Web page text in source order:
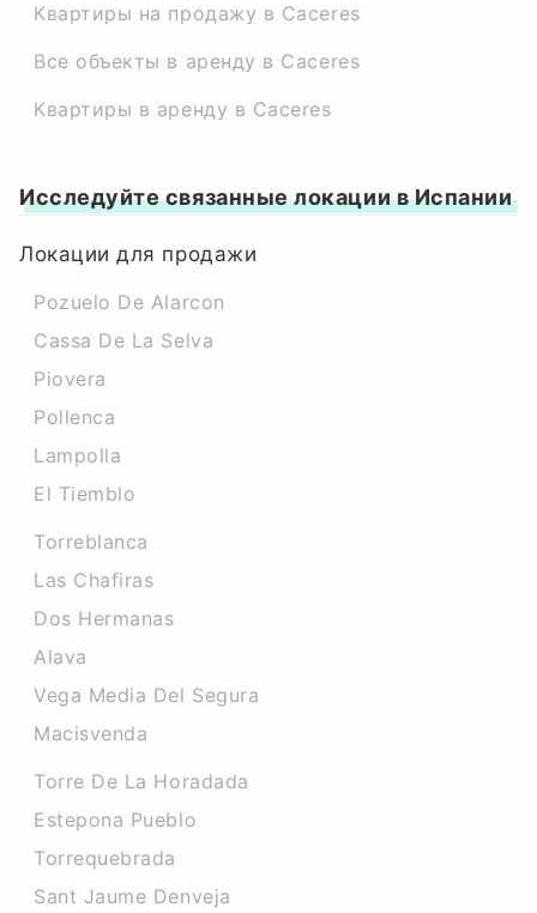
Квартиры на продажу в Caceres
Все объекты в аренду в Caceres
Квартиры в аренду в Caceres
Исследуйте связанные локации в Испании
Локации для продажи
Pozuelo De Alarcon
Cassa De La Selva
Piovera
Pollenca
Lampolla
El Tiemblo
Torreblanca
Las Chafiras
Dos Hermanas
Alava
Vega Media Del Segura
Macisvenda
Torre De La Horadada
Estepona Pueblo
Torrequebrada
Sant Jaume Denveja